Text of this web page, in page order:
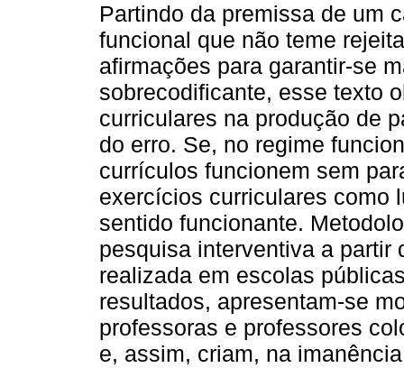
Partindo da premissa de um
funcional que não teme
afirmações para garantir-se
sobrecodificante, esse texto
curriculares na produção de
do erro. Se, no regime
currículos funcionem sem
exercícios curriculares como
sentido funcionante.
pesquisa interventiva a partir
realizada em escolas
resultados, apresentam-se
professoras e professores
e, assim, criam, na